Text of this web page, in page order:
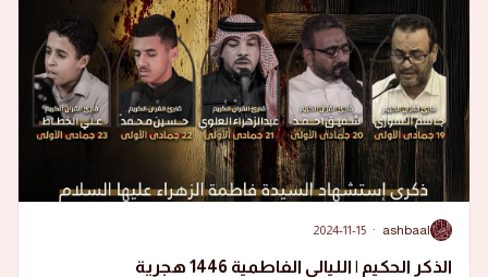
A
ashbaal
·
2024-11-15
الذكر الحكيم | الليالي الفاطمية 1446 هجرية